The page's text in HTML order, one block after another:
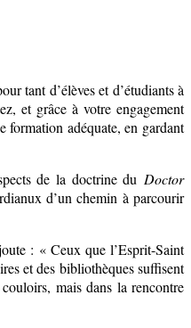
tant d’élèves et d’étudiants à
et grâce à votre engagement
formation adéquate, en gardant
de la doctrine du Doctor
d’un chemin à parcourir
: « Ceux que l’Esprit-Saint
et des bibliothèques suffisent
mais dans la rencontre